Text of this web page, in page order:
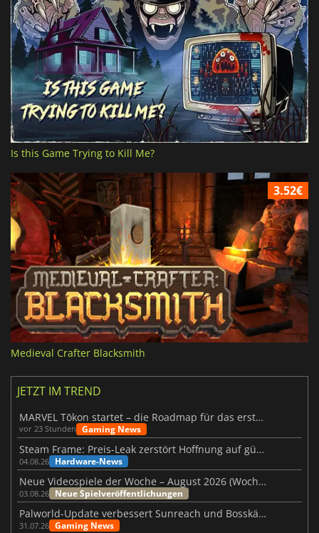
Is this Game Trying to Kill Me?
3.52€
Medieval Crafter Blacksmith
JETZT IM TREND
MARVEL Tōkon startet – die Roadmap für das erste Jahr wurde vorgestellt
vor 23 Stunden Gaming News
Steam Frame: Preis-Leak zerstört Hoffnung auf günstiges VR-Headset
04.08.26 Hardware-News
Neue Videospiele der Woche – August 2026 (Woche 32)
03.08.26 Neue Spielveröffentlichungen
Palworld-Update verbessert Sunreach und Bosskämpfe deutlich
31.07.26 Gaming News